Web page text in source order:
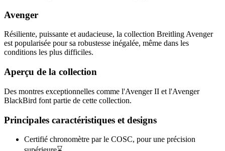
Avenger
Résiliente, puissante et audacieuse, la collection Breitling Avenger
est popularisée pour sa robustesse inégalée, même dans les
conditions les plus difficiles.
Aperçu de la collection
Des montres exceptionnelles comme l'Avenger II et l'Avenger
BlackBird font partie de cette collection.
Principales caractéristiques et designs
Certifié chronomètre par le COSC, pour une précision